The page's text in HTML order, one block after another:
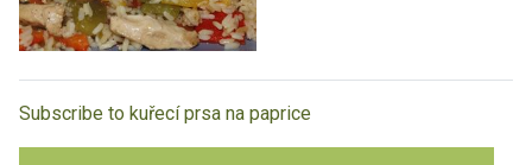
Subscribe to kuřecí prsa na paprice